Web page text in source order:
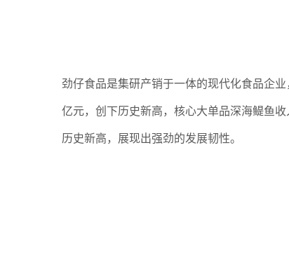
劲仔食品是集研产销于一体的现代化食品企
亿元，创下历史新高，核心大单品深海鳀鱼
历史新高，展现出强劲的发展韧性。